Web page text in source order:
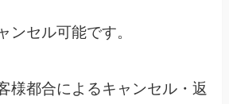
ンセル可能です。
様都合によるキャンセル・返